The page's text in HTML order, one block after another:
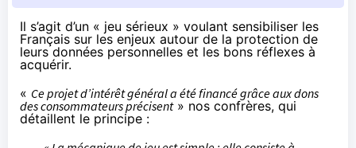
Il s’agit d’un « jeu sérieux » voulant sensibiliser les
Français sur les enjeux autour de la protection de
leurs données personnelles et les bons réflexes à
acquérir.
« Ce projet d’intérêt général a été financé grâce aux dons
des consommateurs précisent» nos confrères, qui
détaillent le principe :